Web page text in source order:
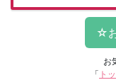
お
「 ト